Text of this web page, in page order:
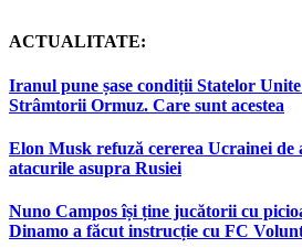
ACTUALITATE:
Iranul pune șase condiții Statelor
Strâmtorii Ormuz. Care sunt acestea
Elon Musk refuză cererea Ucrainei
atacurile asupra Rusiei
Nuno Campos își ține jucătorii cu
Dinamo a făcut instrucție cu FC